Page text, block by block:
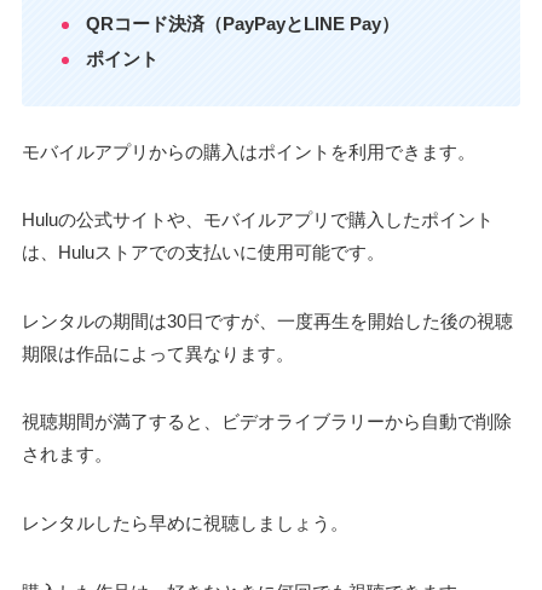
QRコード決済（PayPayとLINE Pay）
ポイント
モバイルアプリからの購入はポイントを利用できます。
Huluの公式サイトや、モバイルアプリで購入したポイント
は、Huluストアでの支払いに使用可能です。
レンタルの期間は30日ですが、一度再生を開始した後の視聴
期限は作品によって異なります。
視聴期間が満了すると、ビデオライブラリーから自動で削除
されます。
レンタルしたら早めに視聴しましょう。